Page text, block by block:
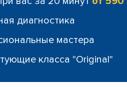
диагностика
мастера
класса "Original"